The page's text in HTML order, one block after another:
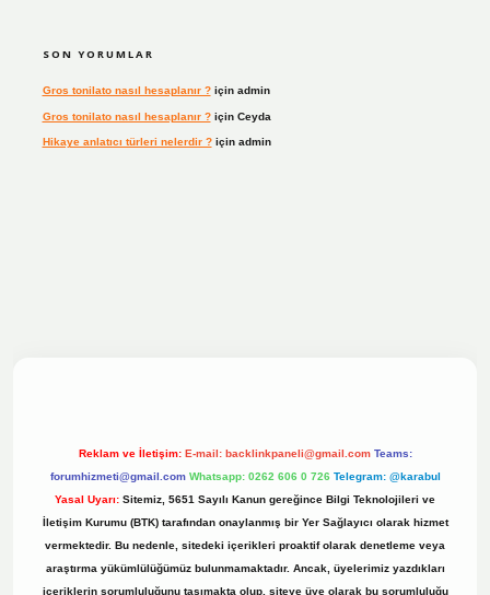
SON YORUMLAR
Gros tonilato nasıl hesaplanır ?için admin
Gros tonilato nasıl hesaplanır ?için Ceyda
Hikaye anlatıcı türleri nelerdir ?için admin
Reklam ve İletişim: E-mail: backlinkpaneli@gmail.com Teams:
forumhizmeti@gmail.com Whatsapp: 0262 606 0 726 Telegram: @karabul
Yasal Uyarı: Sitemiz, 5651 Sayılı Kanun gereğince Bilgi Teknolojileri ve
İletişim Kurumu (BTK) tarafından onaylanmış bir Yer Sağlayıcı olarak hizmet
vermektedir. Bu nedenle, sitedeki içerikleri proaktif olarak denetleme veya
araştırma yükümlülüğümüz bulunmamaktadır. Ancak, üyelerimiz yazdıkları
içeriklerin sorumluluğunu taşımakta olup, siteye üye olarak bu sorumluluğu